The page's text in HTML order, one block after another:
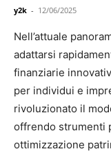
y2k - 12/06/2025
Nell’attuale
adattarsi
finanziarie
per individui e
rivoluzionato il
offrendo strumenti
ottimizzazione